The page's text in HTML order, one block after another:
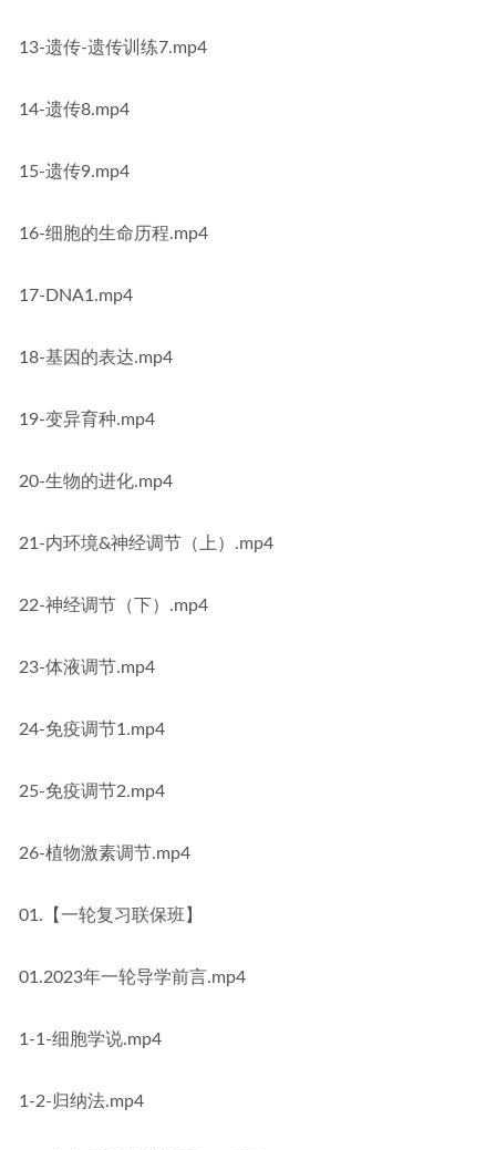
13-遗传-遗传训练7.mp4
14-遗传8.mp4
15-遗传9.mp4
16-细胞的生命历程.mp4
17-DNA1.mp4
18-基因的表达.mp4
19-变异育种.mp4
20-生物的进化.mp4
21-内环境&神经调节（上）.mp4
22-神经调节（下）.mp4
23-体液调节.mp4
24-免疫调节1.mp4
25-免疫调节2.mp4
26-植物激素调节.mp4
01.【一轮复习联保班】
01.2023年一轮导学前言.mp4
1-1-细胞学说.mp4
1-2-归纳法.mp4